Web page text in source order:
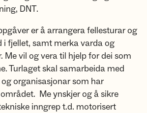
DNT.
er å arrangera fellesturar og
i fjellet, samt merka varda og
Me vil og vera til hjelp for dei som
Turlaget skal samarbeida med
organisasjonar som har
Me ynskjer og å sikre
inngrep t.d. motorisert